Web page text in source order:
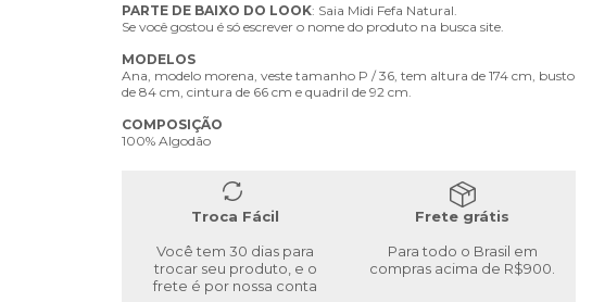
PARTE DE BAIXO DO LOOK: Saia Midi Fefa Natural.
Se você gostou é só escrever o nome do produto na busca site.
MODELOS
Ana, modelo morena, veste tamanho P / 36, tem altura de 174 cm, busto
de 84 cm, cintura de 66 cm e quadril de 92 cm.
COMPOSIÇÃO
100% Algodão
Troca Fácil
Você tem 30 dias para
trocar seu produto, e o
frete é por nossa conta
Frete grátis
Para todo o Brasil em
compras acima de R$900.